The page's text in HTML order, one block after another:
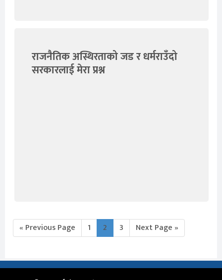
राजनैतिक अस्थिरताको जड र धर्मराउँदो
सरकारलाई मेरा प्रश्न
« Previous Page 1 2 3 Next Page »